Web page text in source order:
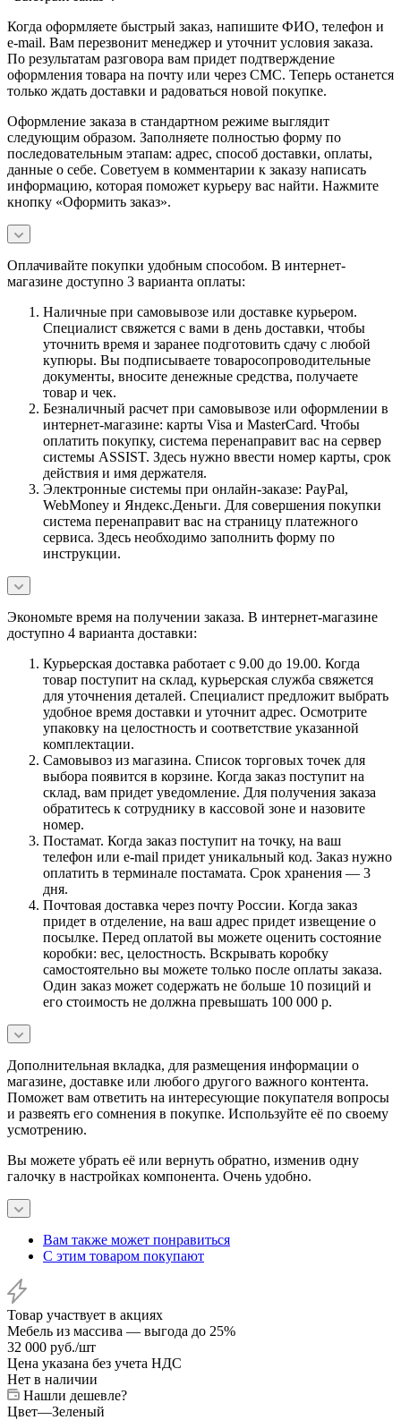
Когда оформляете быстрый заказ, напишите ФИО, телефон и
e-mail. Вам перезвонит менеджер и уточнит условия заказа.
По результатам разговора вам придет подтверждение
оформления товара на почту или через СМС. Теперь останется
только ждать доставки и радоваться новой покупке.
Оформление заказа в стандартном режиме выглядит
следующим образом. Заполняете полностью форму по
последовательным этапам: адрес, способ доставки, оплаты,
данные о себе. Советуем в комментарии к заказу написать
информацию, которая поможет курьеру вас найти. Нажмите
кнопку «Оформить заказ».
Оплачивайте покупки удобным способом. В интернет-
магазине доступно 3 варианта оплаты:
Наличные при самовывозе или доставке курьером.
Специалист свяжется с вами в день доставки, чтобы
уточнить время и заранее подготовить сдачу с любой
купюры. Вы подписываете товаросопроводительные
документы, вносите денежные средства, получаете
товар и чек.
Безналичный расчет при самовывозе или оформлении в
интернет-магазине: карты Visa и MasterCard. Чтобы
оплатить покупку, система перенаправит вас на сервер
системы ASSIST. Здесь нужно ввести номер карты, срок
действия и имя держателя.
Электронные системы при онлайн-заказе: PayPal,
WebMoney и Яндекс.Деньги. Для совершения покупки
система перенаправит вас на страницу платежного
сервиса. Здесь необходимо заполнить форму по
инструкции.
Экономьте время на получении заказа. В интернет-магазине
доступно 4 варианта доставки:
Курьерская доставка работает с 9.00 до 19.00. Когда
товар поступит на склад, курьерская служба свяжется
для уточнения деталей. Специалист предложит выбрать
удобное время доставки и уточнит адрес. Осмотрите
упаковку на целостность и соответствие указанной
комплектации.
Самовывоз из магазина. Список торговых точек для
выбора появится в корзине. Когда заказ поступит на
склад, вам придет уведомление. Для получения заказа
обратитесь к сотруднику в кассовой зоне и назовите
номер.
Постамат. Когда заказ поступит на точку, на ваш
телефон или e-mail придет уникальный код. Заказ нужно
оплатить в терминале постамата. Срок хранения — 3
дня.
Почтовая доставка через почту России. Когда заказ
придет в отделение, на ваш адрес придет извещение о
посылке. Перед оплатой вы можете оценить состояние
коробки: вес, целостность. Вскрывать коробку
самостоятельно вы можете только после оплаты заказа.
Один заказ может содержать не больше 10 позиций и
его стоимость не должна превышать 100 000 р.
Дополнительная вкладка, для размещения информации о
магазине, доставке или любого другого важного контента.
Поможет вам ответить на интересующие покупателя вопросы
и развеять его сомнения в покупке. Используйте её по своему
усмотрению.
Вы можете убрать её или вернуть обратно, изменив одну
галочку в настройках компонента. Очень удобно.
Вам также может понравиться
С этим товаром покупают
Товар участвует в акциях
Мебель из массива — выгода до 25%
32 000 руб./шт
Цена указана без учета НДС
Нет в наличии
Нашли дешевле?
Цвет—Зеленый